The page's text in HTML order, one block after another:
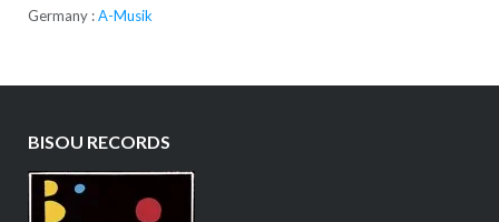
Germany :A-Musik
BISOU RECORDS